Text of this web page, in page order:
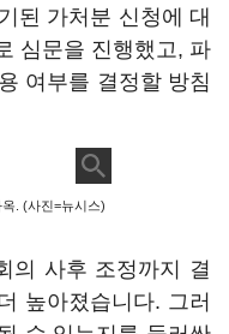
된 가처분 신청에 대
심문을 진행했고, 파
여부를 결정할 방침
. (사진=뉴시스)
의 사후 조정까지 결
높아졌습니다. 그러